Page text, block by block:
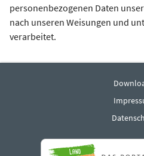
personenbezogenen Daten
nach unseren Weisungen und
verarbeitet.